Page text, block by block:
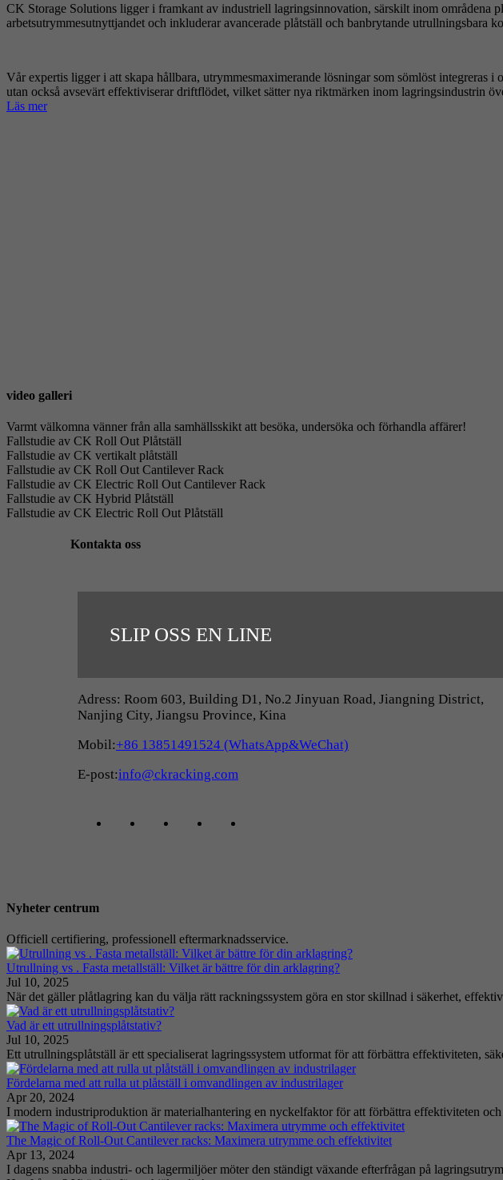
CK Storage Solutions ligger i framkant av industriell lagringsinnovation, särskilt inom områdena
arbetsutrymmesutnyttjandet och inkluderar avancerade plåtställ och banbrytande utrullningsbara
Vår expertis ligger i att skapa hållbara, utrymmesmaximerande lösningar som sömlöst
utan också avsevärt effektiviserar driftflödet, vilket sätter nya riktmärken inom lagringsindustrin
Läs mer
video galleri
Varmt välkomna vänner från alla samhällsskikt att besöka, undersöka och förhandla affärer!
Fallstudie av CK Roll Out Plåtställ
Fallstudie av CK vertikalt plåtställ
Fallstudie av CK Roll Out Cantilever Rack
Fallstudie av CK Electric Roll Out Cantilever Rack
Fallstudie av CK Hybrid Plåtställ
Fallstudie av CK Electric Roll Out Plåtställ
Kontakta oss
SLIP OSS EN LINE
Adress: Room 603, Building D1, No.2 Jinyuan Road, Jiangning District,
Nanjing City, Jiangsu Province, Kina
Mobil:+86 13851491524 (WhatsApp&WeChat)
E-post:info@ckracking.com
Nyheter centrum
Officiell certifiering, professionell eftermarknadsservice.
Utrullning vs . Fasta metallställ: Vilket är bättre för din arklagring?
Jul 10, 2025
När det gäller plåtlagring kan du välja rätt rackningssystem göra en stor skillnad i säkerhet,
Vad är ett utrullningsplåtstativ?
Jul 10, 2025
Ett utrullningsplåtställ är ett specialiserat lagringssystem utformat för att förbättra effektiviteten,
Fördelarna med att rulla ut plåtställ i omvandlingen av industrilager
Apr 20, 2024
I modern industriproduktion är materialhantering en nyckelfaktor för att förbättra effektiviteten och
The Magic of Roll-Out Cantilever racks: Maximera utrymme och effektivitet
Apr 13, 2024
I dagens snabba industri- och lagermiljöer möter den ständigt växande efterfrågan på